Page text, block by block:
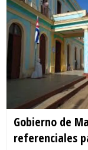
Gobierno de
referenciales